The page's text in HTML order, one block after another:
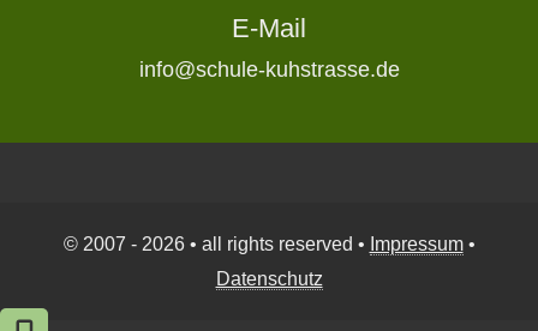
E-Mail
info@schule-kuhstrasse.de
© 2007 - 2026 • all rights reserved • Impressum•
Datenschutz